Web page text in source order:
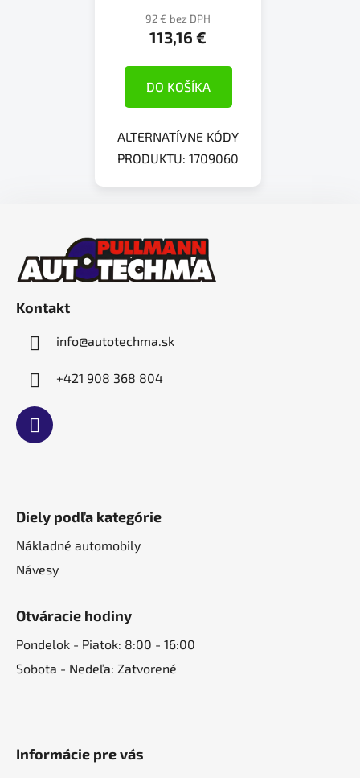
92 € bez DPH
113,16 €
DO KOŠÍKA
ALTERNATÍVNE KÓDY
PRODUKTU: 1709060
Kontakt
info@autotechma.sk
+421 908 368 804
Diely podľa kategórie
Nákladné automobily
Návesy
Otváracie hodiny
Pondelok - Piatok: 8:00 - 16:00
Sobota - Nedeľa: Zatvorené
Informácie pre vás